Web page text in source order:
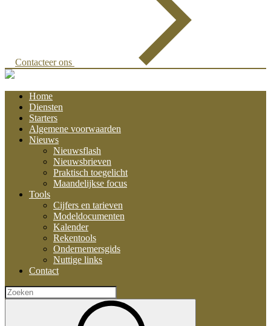
Contacteer ons
Home
Diensten
Starters
Algemene voorwaarden
Nieuws
Nieuwsflash
Nieuwsbrieven
Praktisch toegelicht
Maandelijkse focus
Tools
Cijfers en tarieven
Modeldocumenten
Kalender
Rekentools
Ondernemersgids
Nuttige links
Contact
Zoeken